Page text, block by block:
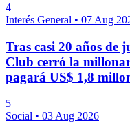
4
Interés General • 07 Aug
Tras casi 20 años de
Club cerró la
pagará US$ 1,8
5
Social • 03 Aug 2026